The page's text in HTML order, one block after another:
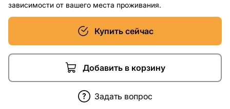
зависимости от вашего места проживания.
Купить сейчас
Добавить в корзину
Задать вопрос